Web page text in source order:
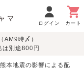
ログイン カート
マ
デザインで
さがす
AM9時〆）
別途800円
本地震の影響による配